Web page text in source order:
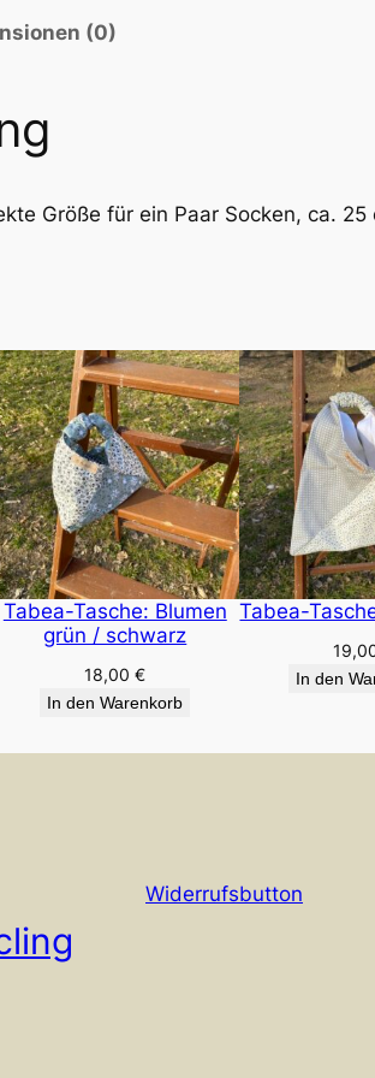
s
f
t
M
e
n
g
e
(0)
Größe für ein Paar Socken, ca. 25
Tabea-Tasche: Blumen
grün / schwarz
18,00€
In den Warenkorb
Tabea-
In den
Widerrufsbutton